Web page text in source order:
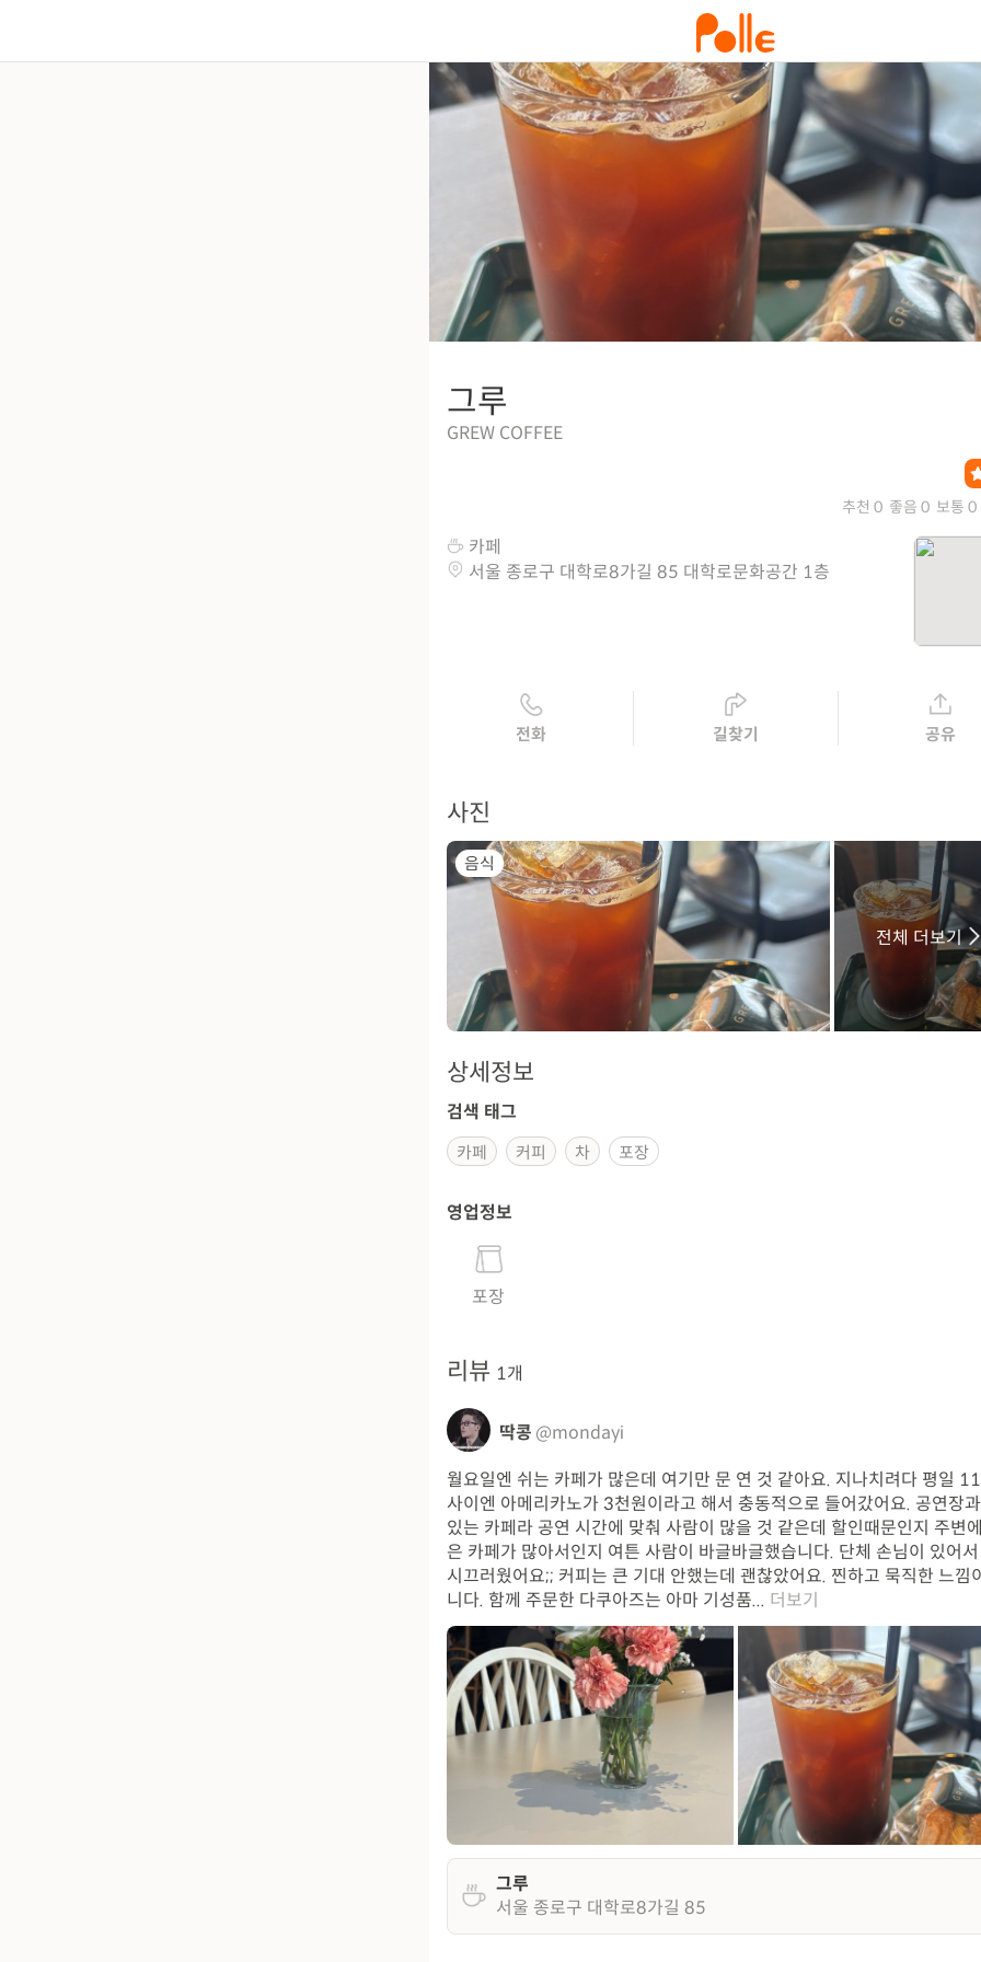
그루
GREW COFFEE
추천 0 좋음 0 보통 0
카페
서울 종로구 대학로8가길 85 대학로문화공간 1층
전화 길찾기 공유
사진
음식
전체 더보기
상세정보
검색 태그
카페 커피 차 포장
영업정보
포장
리뷰 1개
딱콩 @mondayi
월요일엔 쉬는 카페가 많은데 여기만 문 연 것 같아요. 지나치려다 평일
사이엔 아메리카노가 3천원이라고 해서 충동적으로 들어갔어요. 공연장
있는 카페라 공연 시간에 맞춰 사람이 많을 것 같은데 할인때문인지 주변
은 카페가 많아서인지 여튼 사람이 바글바글했습니다. 단체 손님이 있어
시끄러웠어요;; 커피는 큰 기대 안했는데 괜찮았어요. 찐하고 묵직한 느낌
니다. 함께 주문한 다쿠아즈는 아마 기성품... 더보기
그루
서울 종로구 대학로8가길 85